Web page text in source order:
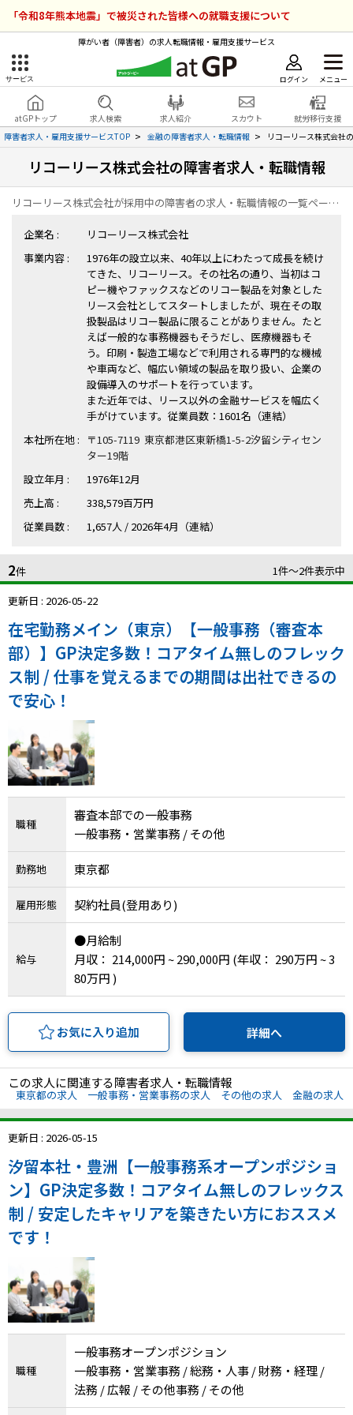
「令和8年熊本地震」で被災された皆様への就職支援について
障がい者（障害者）の求人転職情報・雇用支援サービス
サービス ログイン メニュー
atGPトップ 求人検索 求人紹介 スカウト
就労移行支援
障害者求人・雇用支援サービスTOP
金融の障害者求人・転職情報 リコーリース株式会社
リコーリース株式会社の障害者求人・転職情報
リコーリース株式会社が採用中の障害者の求人・転職情報の一覧ページです。
企業名 :
リコーリース株式会社
事業内容 :
1976年の設立以来、40年以上にわたって成長を続け
てきた、リコーリース。その社名の通り、当初はコ
ピー機やファックスなどのリコー製品を対象とした
リース会社としてスタートしましたが、現在その取
扱製品はリコー製品に限ることがありません。たと
えば一般的な事務機器もそうだし、医療機器もそ
う。印刷・製造工場などで利用される専門的な機械
や車両など、幅広い領域の製品を取り扱い、企業の
設備導入のサポートを行っています。
また近年では、リース以外の金融サービスを幅広く
手がけています。従業員数：1601名（連結）
本社所在地 :
〒105-7119 東京都港区東新橋1-5-2汐留シティセン
ター19階
設立年月 :
1976年12月
売上高 :
338,579百万円
従業員数 :
1,657人 / 2026年4月（連結）
2件
1件〜2件表示中
更新日 : 2026-05-22
在宅勤務メイン（東京）【一般事務（審査本
部）】GP決定多数！コアタイム無しのフレック
ス制 / 仕事を覚えるまでの期間は出社できるの
で安心！
職種
審査本部での一般事務
一般事務・営業事務 / その他
勤務地 東京都
雇用形態 契約社員(登用あり)
給与
●月給制
月収： 214,000円 ~ 290,000円 (年収： 290万円 ~ 3
80万円 )
お気に入り追加 詳細へ
この求人に関連する障害者求人・転職情報
東京都の求人 一般事務・営業事務の求人 その他の求人 金融の求人
更新日 : 2026-05-15
汐留本社・豊洲【一般事務系オープンポジショ
ン】GP決定多数！コアタイム無しのフレックス
制 / 安定したキャリアを築きたい方におススメ
です！
職種
一般事務オープンポジション
一般事務・営業事務 / 総務・人事 / 財務・経理 /
法務 / 広報 / その他事務 / その他
障害者雇用のアットジーピー
サービスラインナップ
就転職支援サービス
障害者専門の就転職支援サービス
障害者アスリート専門の就転職支援サービス
ハイスキルな障害者の転職支援サービス
障害のある新卒学生専門の就職エージェントサービス
求人検索・スカウトサービス
就労移行支援サービス
障害別専門支援の就労移行支援サービス
IT・Web制作スキルを身につける就労移行支援サービス
ソーシャルファームサービス
しいたけ生産で実現する
新しい障害者雇用支援サービス
ご利用ガイド
法人向けページ
ログイン 会員登録 無料
atGPトップ
求人を検索する
求人を紹介してもらう
スカウトを受ける
就労移行支援サービス
就職・転職ノウハウ
お問い合わせ・よくある質問
採用をお考えの企業様はこちら
メニューを閉じる